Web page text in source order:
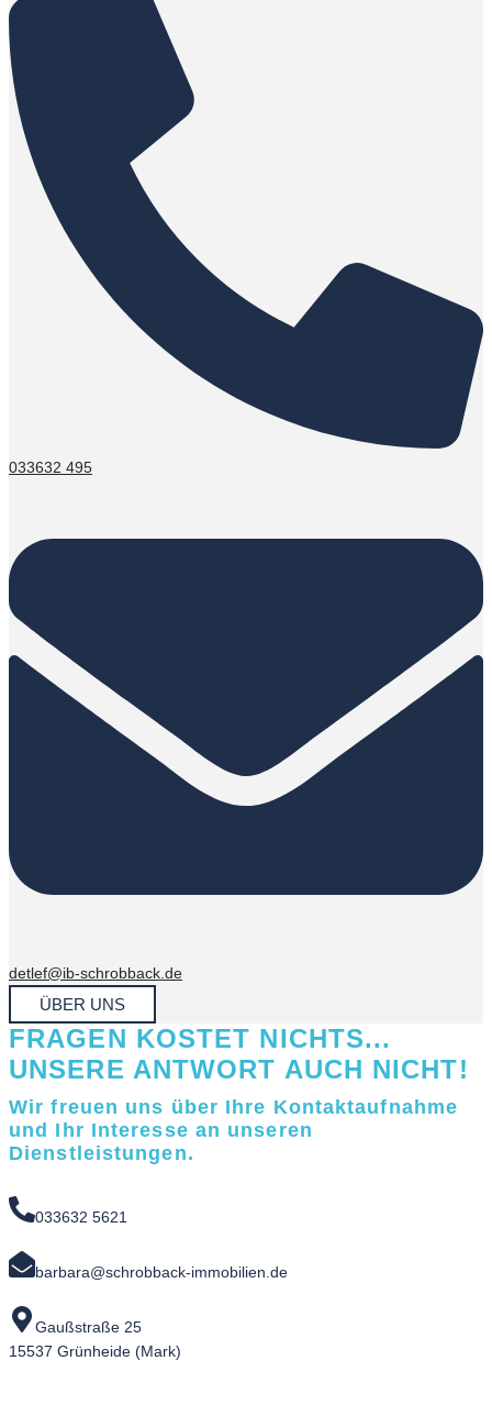
033632 495
detlef@ib-schrobback.de
ÜBER UNS
FRAGEN KOSTET NICHTS...
UNSERE ANTWORT AUCH NICHT!
Wir freuen uns über Ihre Kontaktaufnahme
und Ihr Interesse an unseren
Dienstleistungen.
033632 5621
barbara@schrobback-immobilien.de
Gaußstraße 25
15537 Grünheide (Mark)